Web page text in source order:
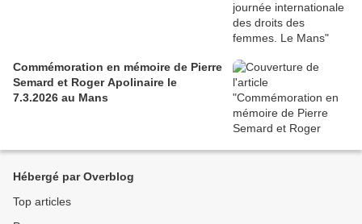
Commémoration en mémoire de Pierre
Semard et Roger Apolinaire le
7.3.2026 au Mans
Hébergé par Overblog
Top articles